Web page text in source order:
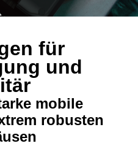
für
und
mobile
robusten